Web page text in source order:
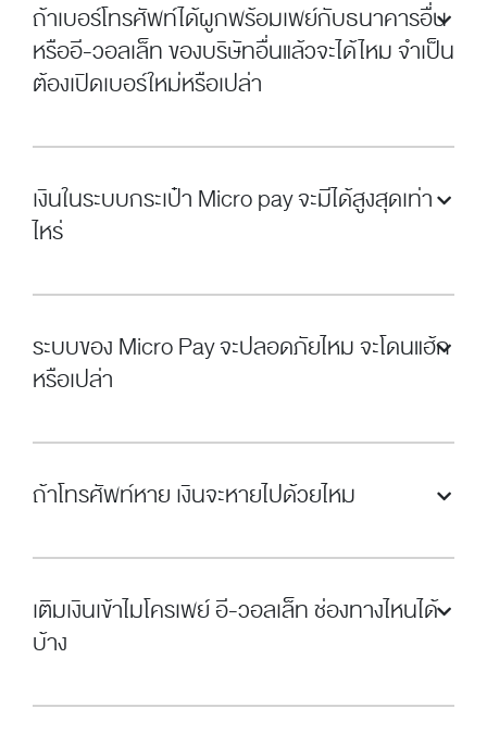
ถ้าเบอร์โทรศัพท์ได้ผูกพร้อมเพย์กับธนาคารอื่น
หรืออี-วอลเล็ท ของบริษัทอื่นแล้วจะได้ไหม จำเป็น
ต้องเปิดเบอร์ใหม่หรือเปล่า
เงินในระบบกระเป๋า Micro pay จะมีได้สูงสุดเท่า
ไหร่
ระบบของ Micro Pay จะปลอดภัยไหม จะโดนแฮ้ก
หรือเปล่า
ถ้าโทรศัพท์หาย เงินจะหายไปด้วยไหม
เติมเงินเข้าไมโครเพย์ อี-วอลเล็ท ช่องทางไหนได้
บ้าง